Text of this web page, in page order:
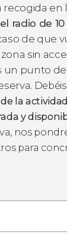
recogida en
radio de
de que
sin
un punto
de la
y
nos
para